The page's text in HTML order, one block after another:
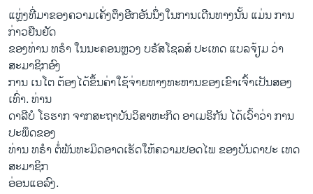
ແຫຼ່ງທີ່ມາຂອງຄວາມເຄັ່ງຕຶງອີກອັນນຶ່ງໃນການເດີນທາງນັ້ນ ແມ່ນ ການ
ກ່າວຢືນຢັດ
ຂອງທ່ານ ທຣຳ ໃນນະຄອນຫຼວງ ບຣັສໂຊລສ໌ ປະເທດ ແບລຈ້ຽມ ວ່າ
ສະມາຊິກອົງ
ການ ເນໂຕ ຕ້ອງໄດ້ຂຶ້ນຄ່າໃຊ້ຈ່າຍທາງທະຫານຂອງເຂົາເຈົ້າເປັນສອງ
ເທົ່າ. ທ່ານ
ດາລີບໍ ໂຣຮາກ ຈາກສະຖາບັນວິສາຫະກິດ ອາເມຣິກັນ ໄດ້ເວົ້າວ່າ ການ
ປະພຶດຂອງ
ທ່ານ ທຣຳ ຕໍ່ພັນທະມິດອາດເຮັດໃຫ້ຄວາມປອດໄພ ຂອງບັນດາປະ ເທດ
ສະມາຊິກ
ອ່ອນແອລົງ.